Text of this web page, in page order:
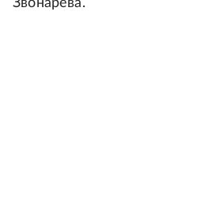
Звонарева.